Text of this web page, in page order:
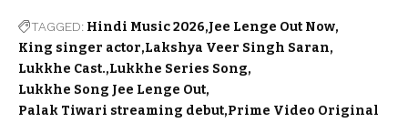
TAGGED: Hindi Music 2026 Jee Lenge Out Now
King singer actor Lakshya Veer Singh Saran
Lukkhe Cast. Lukkhe Series Song
Lukkhe Song Jee Lenge Out
Palak Tiwari streaming debut Prime Video Original